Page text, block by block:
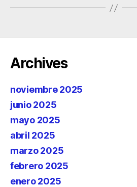
Archives
noviembre 2025
junio 2025
mayo 2025
abril 2025
marzo 2025
febrero 2025
enero 2025